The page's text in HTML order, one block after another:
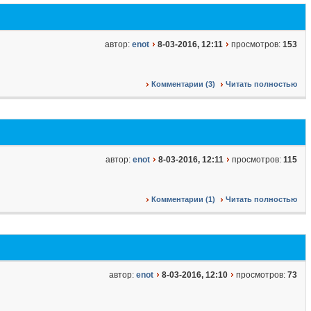
автор: enot 8-03-2016, 12:11 просмотров: 153
Комментарии (3) Читать полностью
автор: enot 8-03-2016, 12:11 просмотров: 115
Комментарии (1) Читать полностью
автор: enot 8-03-2016, 12:10 просмотров: 73